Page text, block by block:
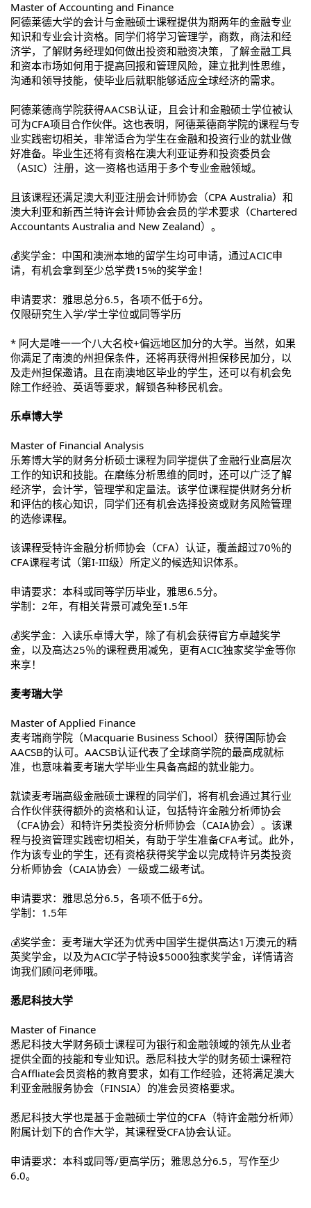
Master of Accounting and Finance
阿德莱德大学的会计与金融硕士课程提供为期两年的金融专业
知识和专业会计资格。同学们将学习管理学，商数，商法和经
济学，了解财务经理如何做出投资和融资决策，了解金融工具
和资本市场如何用于提高回报和管理风险，建立批判性思维，
沟通和领导技能，使毕业后就职能够适应全球经济的需求。
阿德莱德商学院获得AACSB认证，且会计和金融硕士学位被认
可为CFA项目合作伙伴。这也表明，阿德莱德商学院的课程与专
业实践密切相关，非常适合为学生在金融和投资行业的就业做
好准备。毕业生还将有资格在澳大利亚证券和投资委员会
（ASIC）注册，这一资格也适用于多个专业金融领域。
且该课程还满足澳大利亚注册会计师协会（CPA Australia）和
澳大利亚和新西兰特许会计师协会会员的学术要求（Chartered
Accountants Australia and New Zealand）。
💰奖学金：中国和澳洲本地的留学生均可申请，通过ACIC申
请，有机会拿到至少总学费15%的奖学金！
申请要求：雅思总分6.5，各项不低于6分。
仅限研究生入学/学士学位或同等学历
* 阿大是唯一一个八大名校+偏远地区加分的大学。当然，如果
你满足了南澳的州担保条件，还将再获得州担保移民加分，以
及走州担保邀请。且在南澳地区毕业的学生，还可以有机会免
除工作经验、英语等要求，解锁各种移民机会。
乐卓博大学
Master of Financial Analysis
乐筹博大学的财务分析硕士课程为同学提供了金融行业高层次
工作的知识和技能。在磨练分析思维的同时，还可以广泛了解
经济学，会计学，管理学和定量法。该学位课程提供财务分析
和评估的核心知识，同学们还有机会选择投资或财务风险管理
的选修课程。
该课程受特许金融分析师协会（CFA）认证，覆盖超过70％的
CFA课程考试（第I-III级）所定义的候选知识体系。
申请要求：本科或同等学历毕业，雅思6.5分。
学制：2年，有相关背景可减免至1.5年
💰奖学金：入读乐卓博大学，除了有机会获得官方卓越奖学
金，以及高达25％的课程费用减免，更有ACIC独家奖学金等你
来享！
麦考瑞大学
Master of Applied Finance
麦考瑞商学院（Macquarie Business School）获得国际协会
AACSB的认可。AACSB认证代表了全球商学院的最高成就标
准，也意味着麦考瑞大学毕业生具备高超的就业能力。
就读麦考瑞高级金融硕士课程的同学们，将有机会通过其行业
合作伙伴获得额外的资格和认证，包括特许金融分析师协会
（CFA协会）和特许另类投资分析师协会（CAIA协会）。该课
程与投资管理实践密切相关，有助于学生准备CFA考试。此外，
作为该专业的学生，还有资格获得奖学金以完成特许另类投资
分析师协会（CAIA协会）一级或二级考试。
申请要求：雅思总分6.5，各项不低于6分。
学制：1.5年
💰奖学金：麦考瑞大学还为优秀中国学生提供高达1万澳元的精
英奖学金，以及为ACIC学子特设$5000独家奖学金，详情请咨
询我们顾问老师哦。
悉尼科技大学
Master of Finance
悉尼科技大学财务硕士课程可为银行和金融领域的领先从业者
提供全面的技能和专业知识。悉尼科技大学的财务硕士课程符
合Affliate会员资格的教育要求，如有工作经验，还将满足澳大
利亚金融服务协会（FINSIA）的准会员资格要求。
悉尼科技大学也是基于金融硕士学位的CFA（特许金融分析师）
附属计划下的合作大学，其课程受CFA协会认证。
申请要求：本科或同等/更高学历；雅思总分6.5，写作至少
6.0。